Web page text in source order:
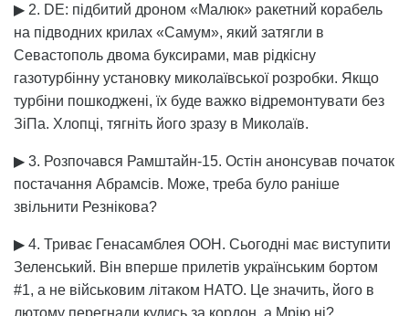
▶ 2. DE: підбитий дроном «Малюк» ракетний корабель
на підводних крилах «Самум», який затягли в
Севастополь двома буксирами, мав рідкісну
газотурбінну установку миколаївської розробки. Якщо
турбіни пошкоджені, їх буде важко відремонтувати без
ЗіПа. Хлопці, тягніть його зразу в Миколаїв.
▶ 3. Розпочався Рамштайн-15. Остін анонсував початок
постачання Абрамсів. Може, треба було раніше
звільнити Резнікова?
▶ 4. Триває Генасамблея ООН. Сьогодні має виступити
Зеленський. Він вперше прилетів українським бортом
#1, а не військовим літаком НАТО. Це значить, його в
лютому перегнали кудись за кордон, а Мрію ні?